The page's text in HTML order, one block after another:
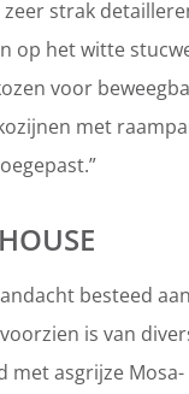
strak
op het witte
voor
met
besteed
is van
met asgrijze Mosa-